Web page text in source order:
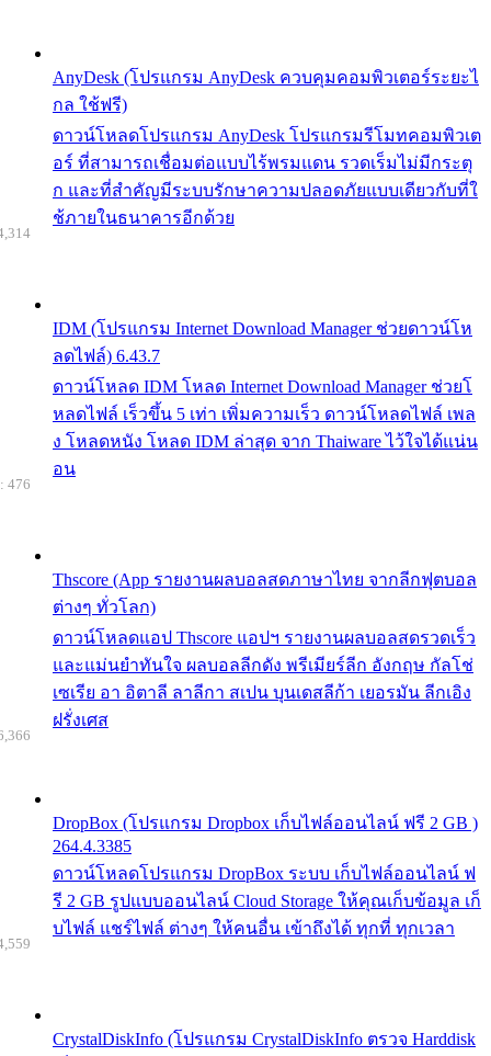
AnyDesk (โปรแกรม AnyDesk ควบคุมคอมพิวเตอร์ระยะไ
กล ใช้ฟรี)
ดาวน์โหลดโปรแกรม AnyDesk โปรแกรมรีโมทคอมพิวเต
อร์ ที่สามารถเชื่อมต่อแบบไร้พรมแดน รวดเร็มไม่มีกระตุ
ก และที่สำคัญมีระบบรักษาความปลอดภัยแบบเดียวกับที่ใ
ช้ภายในธนาคารอีกด้วย
IDM (โปรแกรม Internet Download Manager ช่วยดาวน์โห
ลดไฟล์) 6.43.7
ดาวน์โหลด IDM โหลด Internet Download Manager ช่วยโ
หลดไฟล์ เร็วขึ้น 5 เท่า เพิ่มความเร็ว ดาวน์โหลดไฟล์ เพล
ง โหลดหนัง โหลด IDM ล่าสุด จาก Thaiware ไว้ใจได้แน่น
อน
Thscore (App รายงานผลบอลสดภาษาไทย จากลีกฟุตบอล
ต่างๆ ทั่วโลก)
ดาวน์โหลดแอป Thscore แอปฯ รายงานผลบอลสดรวดเร็ว
และแม่นยำทันใจ ผลบอลลีกดัง พรีเมียร์ลีก อังกฤษ กัลโช่
เซเรีย อา อิตาลี ลาลีกา สเปน บุนเดสลีก้า เยอรมัน ลีกเอิง
ฝรั่งเศส
476
DropBox (โปรแกรม Dropbox เก็บไฟล์ออนไลน์ ฟรี 2 GB )
264.4.3385
ดาวน์โหลดโปรแกรม DropBox ระบบ เก็บไฟล์ออนไลน์ ฟ
รี 2 GB รูปแบบออนไลน์ Cloud Storage ให้คุณเก็บข้อมูล เก็
บไฟล์ แชร์ไฟล์ ต่างๆ ให้คนอื่น เข้าถึงได้ ทุกที่ ทุกเวลา
CrystalDiskInfo (โปรแกรม CrystalDiskInfo ตรวจ Harddisk